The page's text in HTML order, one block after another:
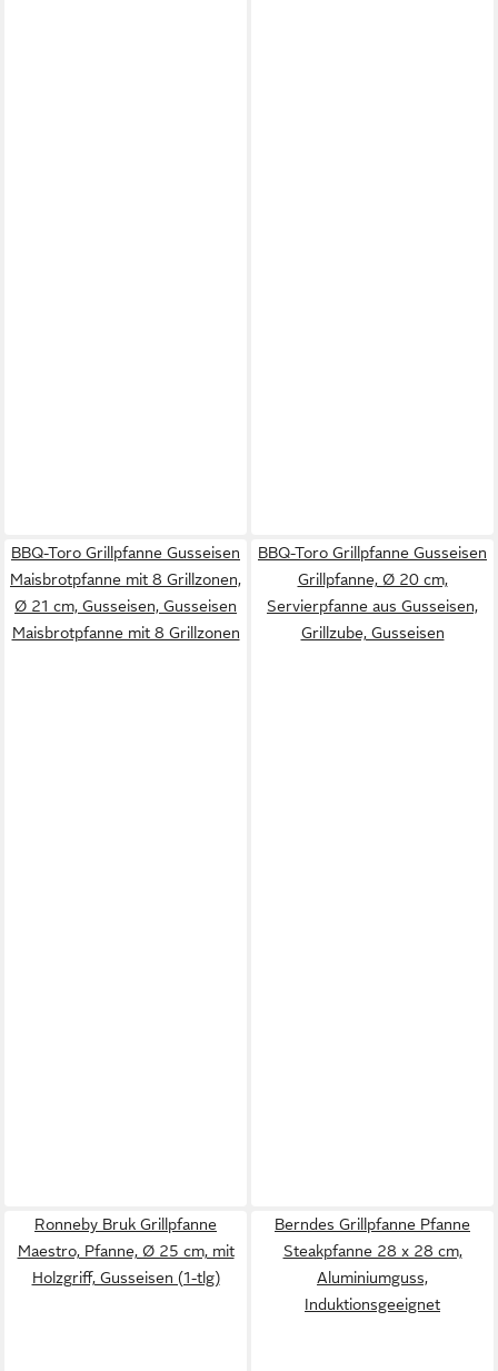
BBQ-Toro Grillpfanne Gusseisen
Maisbrotpfanne mit 8 Grillzonen,
Ø 21 cm, Gusseisen, Gusseisen
Maisbrotpfanne mit 8 Grillzonen
BBQ-Toro Grillpfanne Gusseisen
Grillpfanne, Ø 20 cm,
Servierpfanne aus Gusseisen,
Grillzube, Gusseisen
Ronneby Bruk Grillpfanne
Maestro, Pfanne, Ø 25 cm, mit
Holzgriff, Gusseisen (1-tlg)
Berndes Grillpfanne Pfanne
Steakpfanne 28 x 28 cm,
Aluminiumguss,
Induktionsgeeignet